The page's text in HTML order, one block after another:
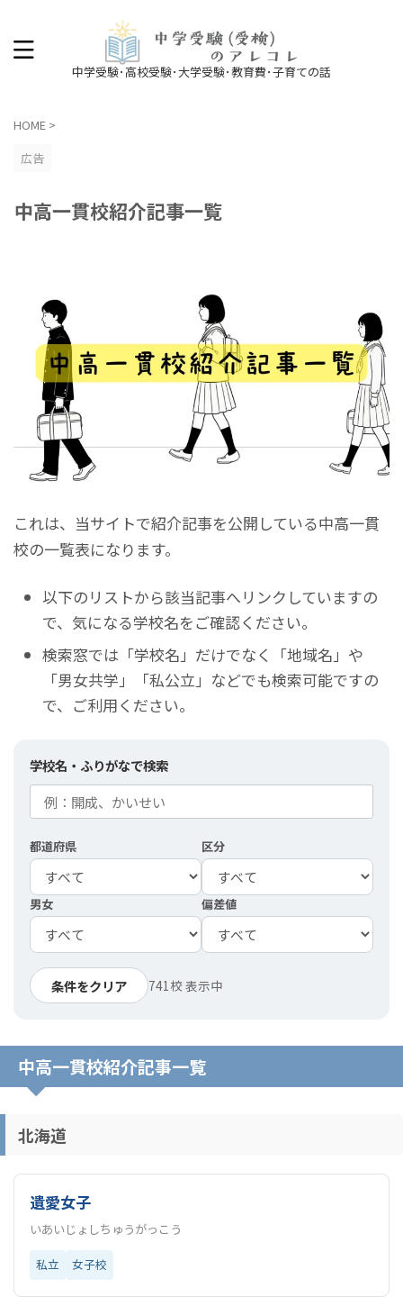
中学受験･高校受験･大学受験･教育費･子育ての話
HOME >
広告
中高一貫校紹介記事一覧
これは、当サイトで紹介記事を公開している中高一貫
校の一覧表になります。
以下のリストから該当記事へリンクしていますの
で、気になる学校名をご確認ください。
検索窓では「学校名」だけでなく「地域名」や
「男女共学」「私公立」などでも検索可能ですの
で、ご利用ください。
学校名・ふりがなで検索
都道府県 区分
男女 偏差値
条件をクリア 741校 表示中
中高一貫校紹介記事一覧
北海道
遺愛女子
いあいじょしちゅうがっこう
私立 女子校